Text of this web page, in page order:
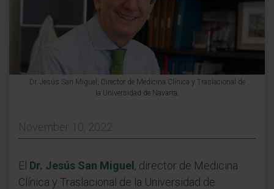
Dr. Jesús San Miguel, Director de Medicina Clínica y Traslacional de
la Universidad de Navarra.
November 10, 2022
El Dr. Jesús San Miguel, director de Medicina
Clínica y Traslacional de la Universidad de